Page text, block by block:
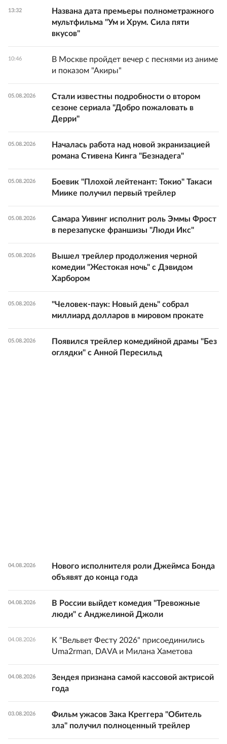
13:32
Названа дата премьеры полнометражного
мультфильма "Ум и Хрум. Сила пяти
вкусов"
10:46
В Москве пройдет вечер с песнями из аниме
и показом "Акиры"
05.08.2026
Стали известны подробности о втором
сезоне сериала "Добро пожаловать в
Дерри"
05.08.2026
Началась работа над новой экранизацией
романа Стивена Кинга "Безнадега"
05.08.2026
Боевик "Плохой лейтенант: Токио" Такаси
Миике получил первый трейлер
05.08.2026
Самара Уивинг исполнит роль Эммы Фрост
в перезапуске франшизы "Люди Икс"
05.08.2026
Вышел трейлер продолжения черной
комедии "Жестокая ночь" с Дэвидом
Харбором
05.08.2026
"Человек-паук: Новый день" собрал
миллиард долларов в мировом прокате
05.08.2026
Появился трейлер комедийной драмы "Без
оглядки" с Анной Пересильд
04.08.2026
Нового исполнителя роли Джеймса Бонда
объявят до конца года
04.08.2026
В России выйдет комедия "Тревожные
люди" с Анджелиной Джоли
04.08.2026
К "Вельвет Фесту 2026" присоединились
Uma2rman, DAVA и Милана Хаметова
04.08.2026
Зендея признана самой кассовой актрисой
года
03.08.2026
Фильм ужасов Зака Креггера "Обитель
зла" получил полноценный трейлер